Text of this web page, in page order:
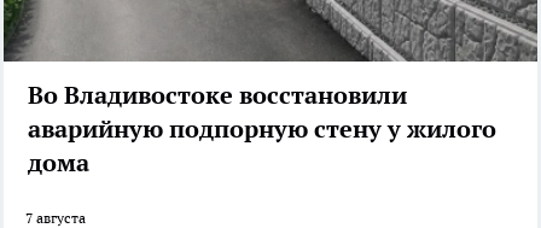
Во Владивостоке восстановили
аварийную подпорную стену у жилого
дома
7 августа